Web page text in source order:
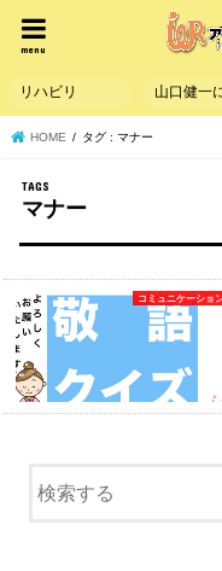
menu
リハビリ 山口健一
HOME タグ : マナー
マナー
コミュニケーショ